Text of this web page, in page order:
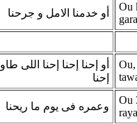
أو خدمنا الامل و جرحنا
Ou
أو إحنا إحنا إحنا اللى
إحنا
Ou,
وعمره فى يوم ما ريحنا
Ou